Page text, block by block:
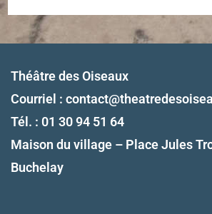
Théâtre des Oiseaux
Courriel :
Tél. : 01 30 94 51 64
Maison du village – Place Jules
Buchelay